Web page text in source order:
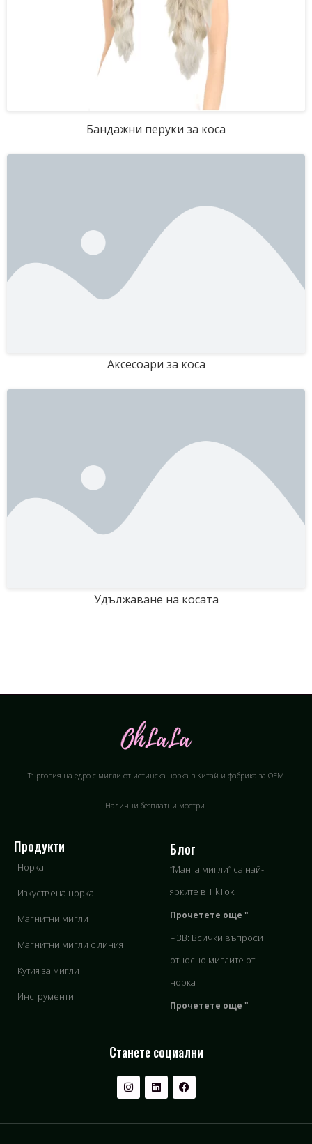
Бандажни перуки за коса
Аксесоари за коса
Удължаване на косата
Търговия на едро с мигли от истинска норка в Китай и фабрика за OEM
Налични безплатни мостри.
Продукти
Норка
Изкуствена норка
Магнитни мигли
Магнитни мигли с линия
Кутия за мигли
Инструменти
Блог
“Манга мигли” са най-
ярките в TikTok!
Прочетете още "
ЧЗВ: Всички въпроси
относно миглите от
норка
Прочетете още "
Станете социални